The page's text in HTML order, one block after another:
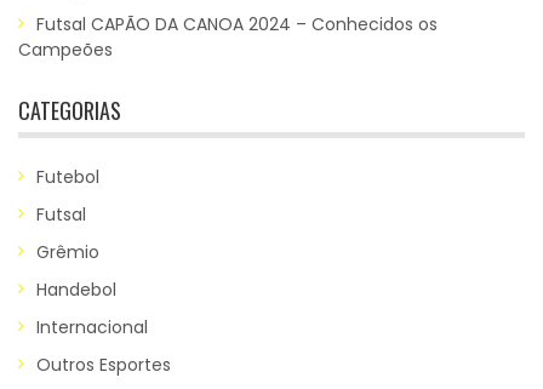
Futsal CAPÃO DA CANOA 2024 – Conhecidos os
Campeões
CATEGORIAS
Futebol
Futsal
Grêmio
Handebol
Internacional
Outros Esportes